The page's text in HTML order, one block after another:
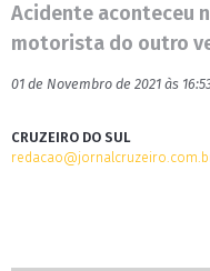
Acidente aconteceu
motorista do outro
01 de Novembro de 2021 às
CRUZEIRO DO SUL